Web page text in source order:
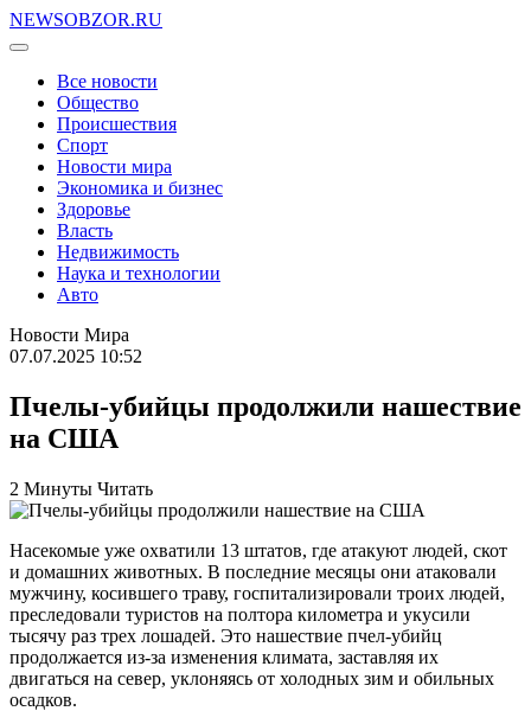
NEWSOBZOR.RU
Все новости
Общество
Происшествия
Спорт
Новости мира
Экономика и бизнес
Здоровье
Власть
Недвижимость
Наука и технологии
Авто
Новости Мира
07.07.2025 10:52
Пчелы-убийцы продолжили нашествие
на США
2 Минуты Читать
Насекомые уже охватили 13 штатов, где атакуют людей, скот
и домашних животных. В последние месяцы они атаковали
мужчину, косившего траву, госпитализировали троих людей,
преследовали туристов на полтора километра и укусили
тысячу раз трех лошадей. Это нашествие пчел-убийц
продолжается из-за изменения климата, заставляя их
двигаться на север, уклоняясь от холодных зим и обильных
осадков.